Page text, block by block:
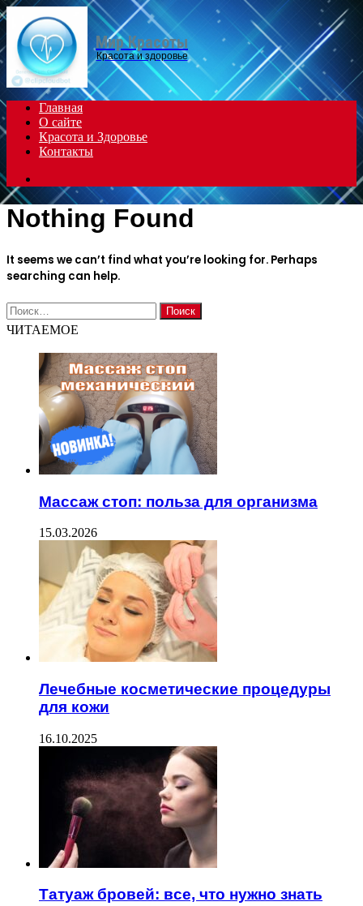
Menu
Мир Красоты
Красота и здоровье
Главная
О сайте
Красота и Здоровье
Контакты
Nothing Found
It seems we can’t find what you’re looking for. Perhaps
searching can help.
Найти:
ЧИТАЕМОЕ
Массаж стоп: польза для организма
15.03.2026
Лечебные косметические процедуры
для кожи
16.10.2025
Татуаж бровей: все, что нужно знать